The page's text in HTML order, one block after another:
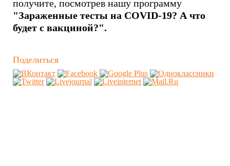
получите, посмотрев нашу программу
"Зараженные тесты на COVID-19? А что
будет с вакциной?".
Поделиться